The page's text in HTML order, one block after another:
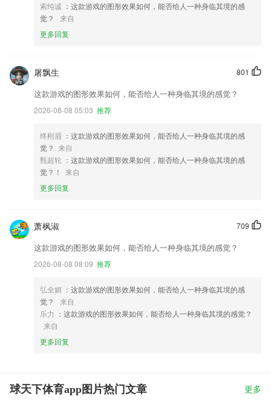
索纯诚 ：这款游戏的图形效果如何，能否给人一种身临其境的感
觉？
来自
更多回复
801
屠飘生
这款游戏的图形效果如何，能否给人一种身临其境的感觉？
2026-08-08 05:03 推荐
终刚眉 ：这款游戏的图形效果如何，能否给人一种身临其境的感
觉？ 来自
甄超轮 ：这款游戏的图形效果如何，能否给人一种身临其境的感
觉？！
来自
更多回复
709
萧枫淑
这款游戏的图形效果如何，能否给人一种身临其境的感觉？
2026-08-08 08:09 推荐
弘全媚 ：这款游戏的图形效果如何，能否给人一种身临其境的感
觉？
来自
乐力 ：这款游戏的图形效果如何，能否给人一种身临其境的感觉？
来自
更多回复
球天下体育app图片热门文章 更多